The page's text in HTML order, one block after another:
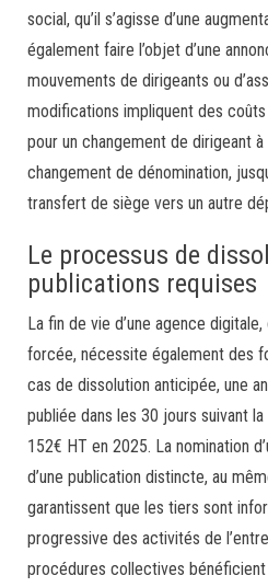
social, qu’il s’agisse d’une
également faire l’objet d’une
mouvements de dirigeants ou
modifications impliquent des
pour un changement de dirigeant
changement de dénomination,
transfert de siège vers un autre
Le processus de
publications requises
La fin de vie d’une agence
forcée, nécessite également des
cas de dissolution anticipée, une
publiée dans les 30 jours suivant
152€ HT en 2025. La nomination
d’une publication distincte, au
garantissent que les tiers sont
progressive des activités de
procédures collectives bénéficient